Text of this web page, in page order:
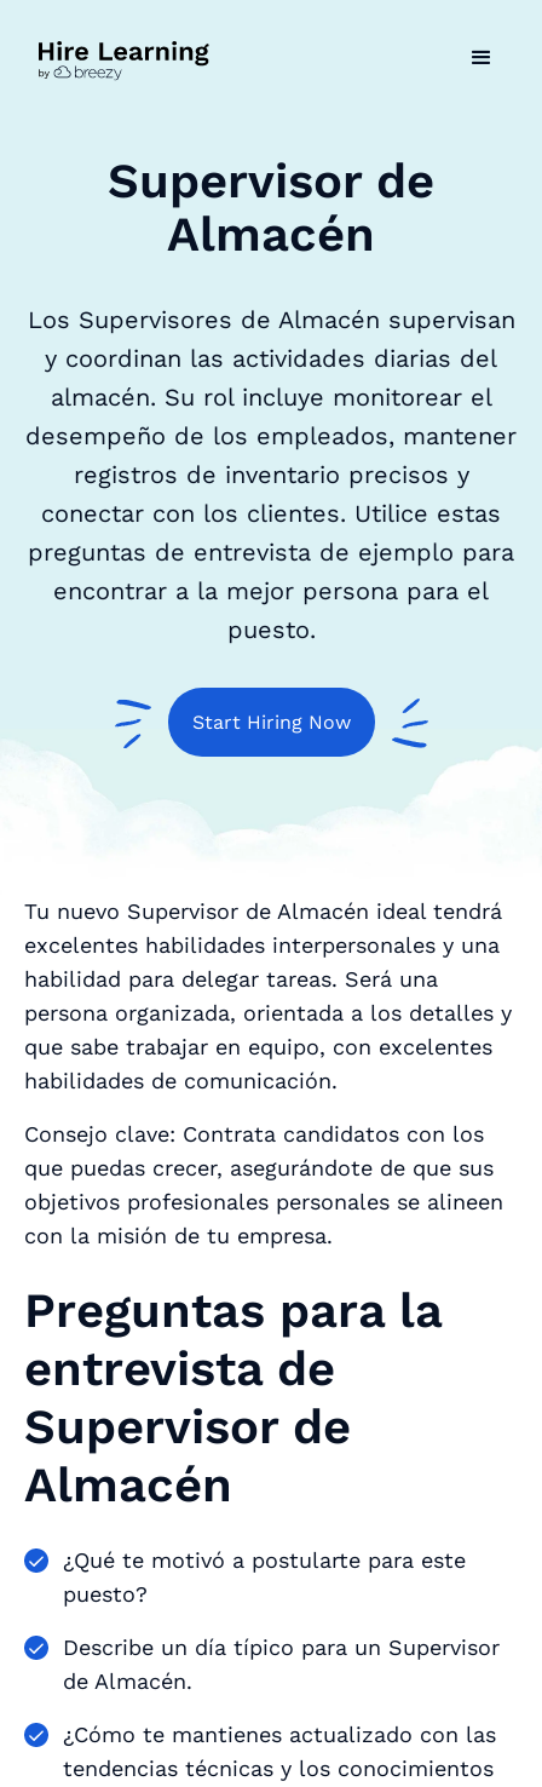
Supervisor de
Almacén
Los Supervisores de Almacén supervisan
y coordinan las actividades diarias del
almacén. Su rol incluye monitorear el
desempeño de los empleados, mantener
registros de inventario precisos y
conectar con los clientes. Utilice estas
preguntas de entrevista de ejemplo para
encontrar a la mejor persona para el
puesto.
Start Hiring Now
Tu nuevo Supervisor de Almacén ideal tendrá
excelentes habilidades interpersonales y una
habilidad para delegar tareas. Será una
persona organizada, orientada a los detalles y
que sabe trabajar en equipo, con excelentes
habilidades de comunicación.
Consejo clave: Contrata candidatos con los
que puedas crecer, asegurándote de que sus
objetivos profesionales personales se alineen
con la misión de tu empresa.
Preguntas para la
entrevista de
Supervisor de
Almacén
¿Qué te motivó a postularte para este
puesto?
Describe un día típico para un Supervisor
de Almacén.
¿Cómo te mantienes actualizado con las
tendencias técnicas y los conocimientos